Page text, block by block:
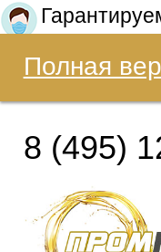
Полная
8 (495)